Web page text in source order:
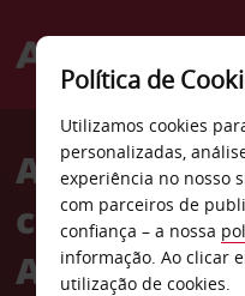
Welcome
AvisAluguer de
carros
Atatürk
Política de
Utilizamos cookies
personalizadas,
experiência no nosso
com parceiros de
confiança – a nossa
informação. Ao clicar
utilização de cookies.